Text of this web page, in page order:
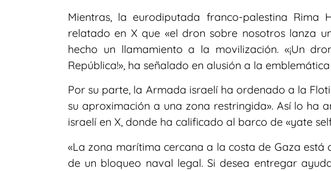
Mientras, la eurodiputada franco-palestina Rima
relatado en X que «el dron sobre nosotros lanza
hecho un llamamiento a la movilización. «¡Un
República!», ha señalado en alusión a la
Por su parte, la Armada israelí ha ordenado a la
su aproximación a una zona restringida». Así lo ha
israelí en X, donde ha calificado al barco de «yate
«La zona marítima cercana a la costa de Gaza
de un bloqueo naval legal. Si desea entregar